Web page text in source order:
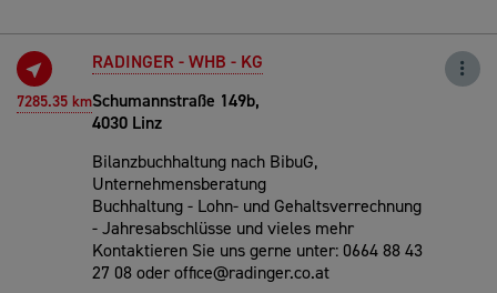
7285.35 km
RADINGER - WHB - KG
Schumannstraße 149b,
4030 Linz
Bilanzbuchhaltung nach BibuG,
Unternehmensberatung
Buchhaltung - Lohn- und Gehaltsverrechnung
- Jahresabschlüsse und vieles mehr
Kontaktieren Sie uns gerne unter: 0664 88 43
27 08 oder office@radinger.co.at